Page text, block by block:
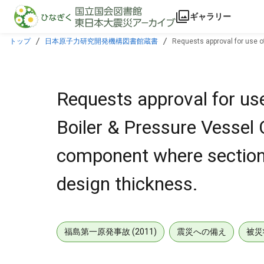
本文に飛ぶ
ギャラリー
トップ 日本原子力研究開発機構図書館蔵書
Requests approval for use
Requests approval for
Boiler & Pressure
component where
design thickness.
福島第一原発事故 (2011) 震災への備え 被災